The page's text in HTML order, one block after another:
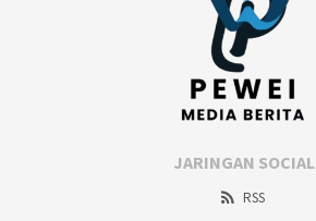
JARINGAN SOCIAL
RSS